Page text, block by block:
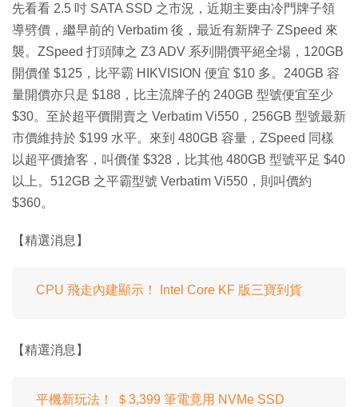
先看看 2.5 吋 SATA SSD 之市況，近期主要由冷門牌子領
導劈價，繼早前的 Verbatim 後，最近有新牌子 ZSpeed 來
襲。ZSpeed 打頭陣之 Z3 ADV 系列開價平絕全場，120GB
開價僅 $125，比平霸 HIKVISION 便宜 $10 多。240GB 容
量開價亦只是 $188，比主流牌子的 240GB 型號便宜至少
$30。至於超平價開賣之 Verbatim Vi550，256GB 型號最新
市價維持於 $199 水平。來到 480GB 容量，ZSpeed 同樣
以超平價搶客，叫價僅 $328，比其他 480GB 型號平足 $40
以上。512GB 之平霸型號 Verbatim Vi550，則叫價約
$360。
【精選消息】
CPU 飛走內建顯示！ Intel Core KF 版三寶到貨
【精選消息】
平機新玩法！ ＄3,399 筆電竟用 NVMe SSD